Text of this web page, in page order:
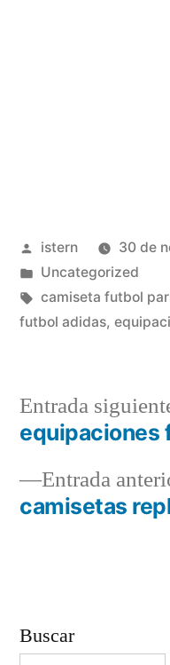
Publicado
por
istern
30 de
Publicado
en
Uncategorized
Etiquetas:
camiseta futbol
futbol adidas,
deEntrada
camisetas
Entrada
equipaciones
Buscar